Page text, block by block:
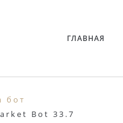
ГЛАВНАЯ
бот
Bot 33.7